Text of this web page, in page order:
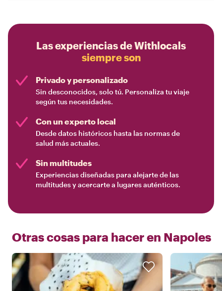
Las experiencias de Withlocals
siempre son
Privado y personalizado
Sin desconocidos, solo tú. Personaliza tu viaje
según tus necesidades.
Con un experto local
Desde datos históricos hasta las normas de
salud más actuales.
Sin multitudes
Experiencias diseñadas para alejarte de las
multitudes y acercarte a lugares auténticos.
Otras cosas para hacer en Napoles